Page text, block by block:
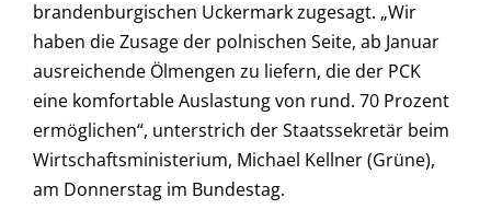
brandenburgischen Uckermark zugesagt. „Wir
haben die Zusage der polnischen Seite, ab Januar
ausreichende Ölmengen zu liefern, die der PCK
eine komfortable Auslastung von rund. 70 Prozent
ermöglichen“, unterstrich der Staatssekretär beim
Wirtschaftsministerium, Michael Kellner (Grüne),
am Donnerstag im Bundestag.